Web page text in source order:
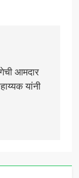
आमदार
यांनी